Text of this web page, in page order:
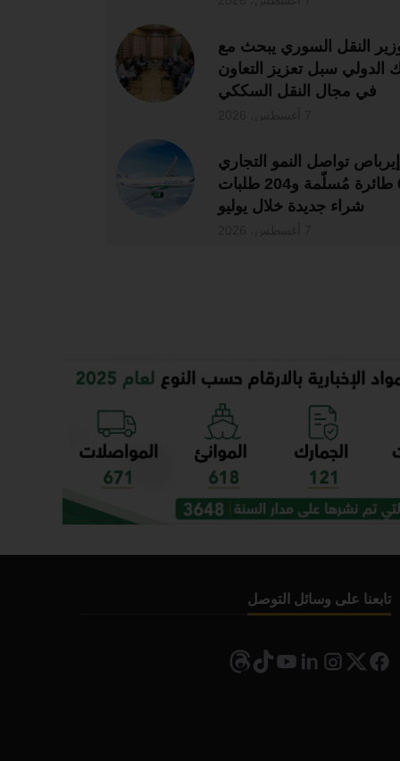
النقل السوري يبحث مع
الدولي سبل تعزيز التعاون
في مجال النقل السككي
إيرباص تواصل النمو التجاري
بـ67 طائرة مُسلّمة و204 طلبات
شراء جديدة خلال يوليو
تابعنا على وسائل التوصل